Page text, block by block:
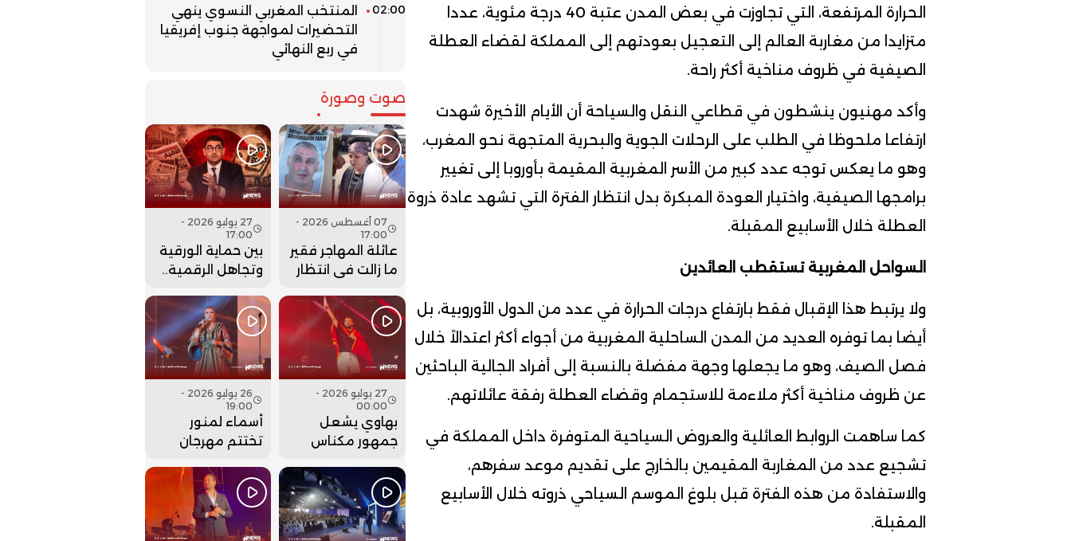
الحرارة المرتفعة، التي تجاوزت في بعض المدن عتبة 40 درجة مئوية، عددا
متزايدا من مغاربة العالم إلى التعجيل بعودتهم إلى المملكة لقضاء العطلة
الصيفية في ظروف مناخية أكثر راحة.
وأكد مهنيون ينشطون في قطاعي النقل والسياحة أن الأيام الأخيرة شهدت
ارتفاعا ملحوظا في الطلب على الرحلات الجوية والبحرية المتجهة نحو المغرب،
وهو ما يعكس توجه عدد كبير من الأسر المغربية المقيمة بأوروبا إلى تغيير
برامجها الصيفية، واختيار العودة المبكرة بدل انتظار الفترة التي تشهد عادة ذروة
العطلة خلال الأسابيع المقبلة.
السواحل المغربية تستقطب العائدين
ولا يرتبط هذا الإقبال فقط بارتفاع درجات الحرارة في عدد من الدول الأوروبية، بل
أيضا بما توفره العديد من المدن الساحلية المغربية من أجواء أكثر اعتدالاً خلال
فصل الصيف، وهو ما يجعلها وجهة مفضلة بالنسبة إلى أفراد الجالية الباحثين
عن ظروف مناخية أكثر ملاءمة للاستجمام وقضاء العطلة رفقة عائلاتهم.
كما ساهمت الروابط العائلية والعروض السياحية المتوفرة داخل المملكة في
تشجيع عدد من المغاربة المقيمين بالخارج على تقديم موعد سفرهم،
والاستفادة من هذه الفترة قبل بلوغ الموسم السياحي ذروته خلال الأسابيع
المقبلة.
02:00
المنتخب المغربي النسوي ينهي
التحضيرات لمواجهة جنوب إفريقيا
في ربع النهائي
صوت وصورة
07 أغسطس 2026 -
17:00
عائلة المهاجر فقير
ما زالت في انتظار
فيديو
27 يوليو 2026 -
17:00
بين حماية الورقية
وتجاهل الرقمية..
بنسعيد عقارب
الساعة إلى الوراء؟
27 يوليو 2026 -
00:00
بهاوي يشعل
جمهور مكناس
عيساوة.. فيديو
26 يوليو 2026 -
19:00
أسماء لمنور
تختتم مهرجان
جماهيري كبير..
فيديو